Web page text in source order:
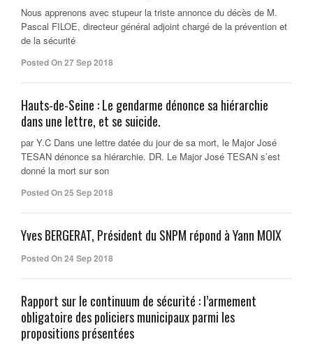
Nous apprenons avec stupeur la triste annonce du décès de M.
Pascal FILOE, directeur général adjoint chargé de la prévention et
de la sécurité
Posted On 27 Sep 2018
Hauts-de-Seine : Le gendarme dénonce sa hiérarchie
dans une lettre, et se suicide.
par Y.C Dans une lettre datée du jour de sa mort, le Major José
TESAN dénonce sa hiérarchie. DR. Le Major José TESAN s’est
donné la mort sur son
Posted On 25 Sep 2018
Yves BERGERAT, Président du SNPM répond à Yann MOIX
Posted On 24 Sep 2018
Rapport sur le continuum de sécurité : l’armement
obligatoire des policiers municipaux parmi les
propositions présentées